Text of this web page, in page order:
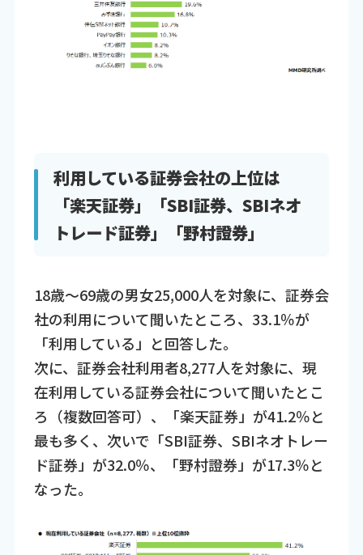
利用している証券会社の上位は
「楽天証券」「SBI証券、SBIネオ
トレード証券」「野村證券」
18歳～69歳の男女25,000人を対象に、証券会
社の利用について聞いたところ、33.1％が
「利用している」と回答した。
次に、証券会社利用者8,277人を対象に、現
在利用している証券会社について聞いたとこ
ろ（複数回答可）、「楽天証券」が41.2％と
最も多く、次いで「SBI証券、SBIネオトレー
ド証券」が32.0％、「野村證券」が17.3％と
なった。